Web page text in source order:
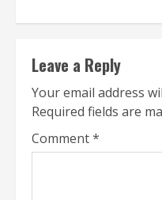
Leave a Reply
Your email address
Required fields are
Comment*